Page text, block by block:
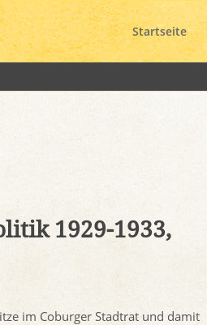
Startseite
1929-1933,
im Coburger Stadtrat und damit